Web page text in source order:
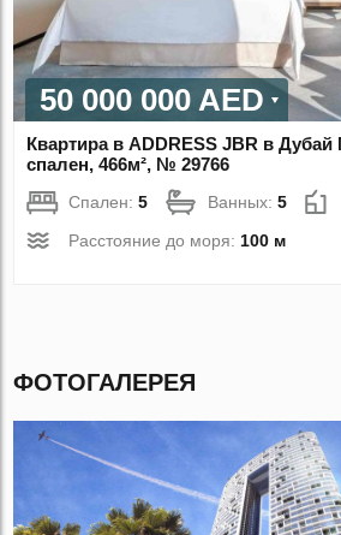
50 000 000 AED
Квартира в ADDRESS JBR в
спален, 466м², № 29766
Спален:5 Ванных:5
Расстояние до моря: 100 м
ФОТОГАЛЕРЕЯ